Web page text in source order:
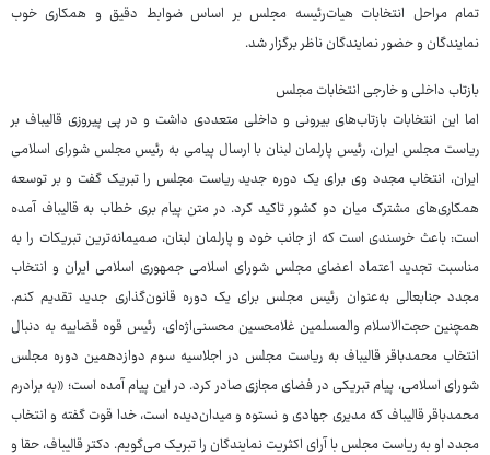
تمام مراحل انتخابات هیات‌رئیسه مجلس بر اساس ضوابط دقیق و همکاری خوب
نمایندگان و حضور نمایندگان ناظر برگزار شد.
بازتاب داخلی و خارجی انتخابات مجلس
اما این انتخابات بازتاب‌های بیرونی و داخلی متعددی داشت و در پی پیروزی قالیباف بر
ریاست مجلس ایران، رئیس پارلمان لبنان با ارسال پیامی به رئیس مجلس شورای اسلامی
ایران، انتخاب مجدد وی برای یک دوره جدید ریاست مجلس را تبریک گفت و بر توسعه
همکاری‌های مشترک میان دو کشور تاکید کرد. در متن پیام بری خطاب به قالیباف آمده
است: باعث خرسندی است که از جانب خود و پارلمان لبنان، صمیمانه‌ترین تبریکات را به
مناسبت تجدید اعتماد اعضای مجلس شورای اسلامی جمهوری اسلامی ایران و انتخاب
مجدد جنابعالی به‌عنوان رئیس مجلس برای یک دوره قانون‌گذاری جدید تقدیم کنم.
همچنین حجت‌الاسلام والمسلمین غلامحسین محسنی‌اژه‌ای، رئیس قوه قضاییه به دنبال
انتخاب محمدباقر قالیباف به ریاست مجلس در اجلاسیه سوم دوازدهمین دوره مجلس
شورای اسلامی، پیام تبریکی در فضای مجازی صادر کرد. در این پیام آمده است؛ «به برادرم
محمدباقر قالیباف که مدیری جهادی و نستوه و میدان‌دیده است، خدا قوت گفته و انتخاب
مجدد او به ریاست مجلس با آرای اکثریت نمایندگان را تبریک می‌گویم. دکتر قالیباف، حقا و